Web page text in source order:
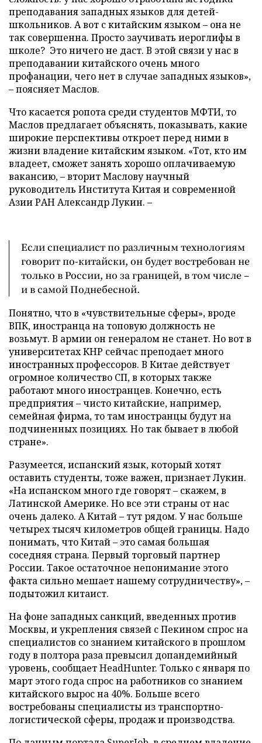
преподавания западных языков для детей-
школьников. А вот с китайским языком – она не
так совершенна. Просто заучивать иероглифы в
школе? Это ничего не даст. В этой связи у нас в
преподавании китайского очень много
профанации, чего нет в случае западных языков»,
– поясняет Маслов.
Что касается ропота среди студентов МФТИ, то
Маслов предлагает объяснять, показывать, какие
широкие перспективы откроет перед ними в
жизни владение китайским языком. «Тот, кто им
владеет, сможет занять хорошо оплачиваемую
вакансию, – вторит Маслову научный
руководитель Института Китая и современной
Азии РАН Александр Лукин. –
Если специалист по различным технологиям
говорит по-китайски, он будет востребован не
только в России, но за границей, в том числе –
и в самой Поднебесной.
Понятно, что в «чувствительные сферы», вроде
ВПК, иностранца на топовую должность не
возьмут. В армии он генералом не станет. Но вот в
университетах КНР сейчас преподает много
иностранных профессоров. В Китае действует
огромное количество СП, в которых также
работают много иностранцев. Конечно, есть
предприятия – чисто китайские, например,
семейная фирма, то там иностранцы будут на
подчиненных позициях. Но так бывает в любой
стране».
Разумеется, испанский язык, который хотят
оставить студенты, тоже важен, признает Лукин.
«На испанском много где говорят – скажем, в
Латинской Америке. Но все эти страны от нас
очень далеко. А Китай – тут рядом. У нас больше
четырех тысяч километров общей границы. Надо
понимать, что Китай – это самая большая
соседняя страна. Первый торговый партнер
России. Такое остаточное непонимание этого
факта сильно мешает нашему сотрудничеству», –
подытожил китаист.
На фоне западных санкций, введенных против
Москвы, и укрепления связей с Пекином спрос на
специалистов со знанием китайского в прошлом
году в полтора раза превысил допандемийный
уровень, сообщает HeadHunter. Только с января по
март этого года спрос на работников со знанием
китайского вырос на 40%. Больше всего
востребованы специалисты из транспортно-
логистической сферы, продаж и производства.